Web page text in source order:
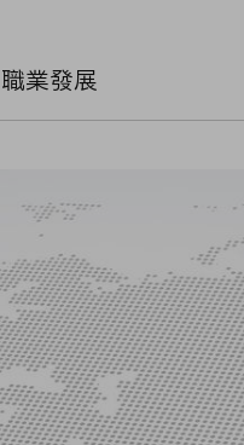
職業發展